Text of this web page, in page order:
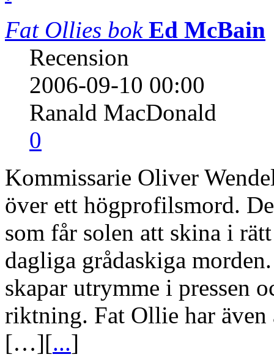
Fat Ollies bok Ed McBain
Recension
2006-09-10 00:00
Ranald MacDonald
0
Kommissarie Oliver
över ett högprofilsmord.
som får solen att skina i
dagliga grådaskiga
skapar utrymme i pressen
riktning. Fat Ollie har
[…][...]